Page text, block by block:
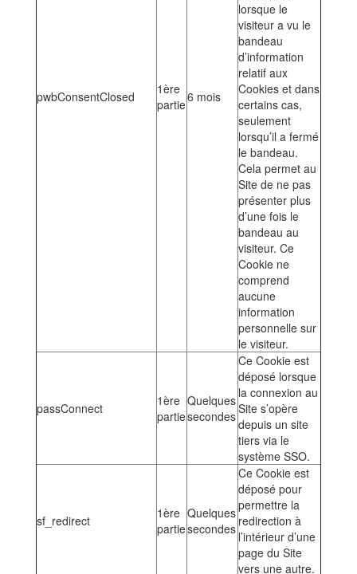
pwbConsentClosed
1ère
partie6 mois
lorsque le
visiteur a vu le
bandeau
d’information
relatif aux
Cookies et dans
certains cas,
seulement
lorsqu’il a fermé
le bandeau.
Cela permet au
Site de ne pas
présenter plus
d’une fois le
bandeau au
visiteur. Ce
Cookie ne
comprend
aucune
information
personnelle sur
le visiteur.
passConnect
1ère
partie
Quelques
secondes
Ce Cookie est
déposé lorsque
la connexion au
Site s’opère
depuis un site
tiers via le
système SSO.
sf_redirect
1ère
partie
Quelques
secondes
Ce Cookie est
déposé pour
permettre la
redirection à
l’intérieur d’une
page du Site
vers une autre.